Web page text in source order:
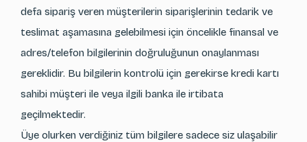
defa sipariş veren müşterilerin siparişlerinin tedarik ve
teslimat aşamasına gelebilmesi için öncelikle finansal ve
adres/telefon bilgilerinin doğruluğunun onaylanması
gereklidir. Bu bilgilerin kontrolü için gerekirse kredi kartı
sahibi müşteri ile veya ilgili banka ile irtibata
geçilmektedir.
Üye olurken verdiğiniz tüm bilgilere sadece siz ulaşabilir